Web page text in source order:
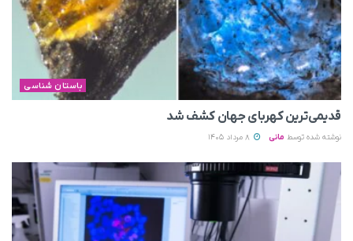
باستان شناسی
قدیمی‌ترین کهربای جهان کشف شد
نوشته شده توسط مانی